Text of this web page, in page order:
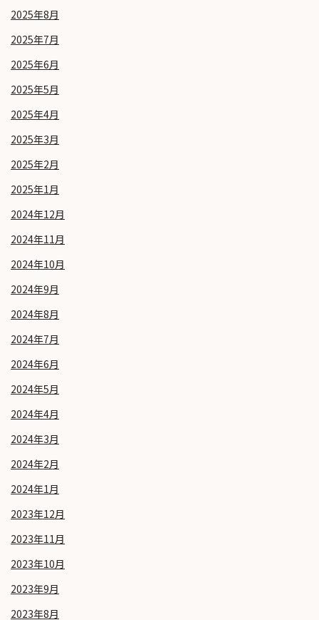
2025年8月
2025年7月
2025年6月
2025年5月
2025年4月
2025年3月
2025年2月
2025年1月
2024年12月
2024年11月
2024年10月
2024年9月
2024年8月
2024年7月
2024年6月
2024年5月
2024年4月
2024年3月
2024年2月
2024年1月
2023年12月
2023年11月
2023年10月
2023年9月
2023年8月